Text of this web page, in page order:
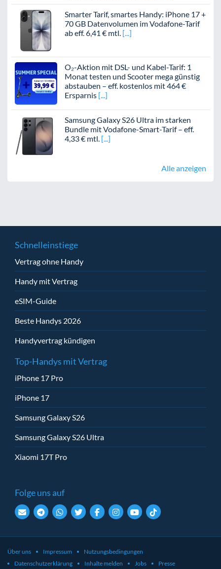
Smarter Tarif, smartes Handy: iPhone 17 +
70 GB Datenvolumen im Vodafone-Tarif
ab eff. 6,41 € mtl.
O₂-Aktion mit DSL- und Kabel-Tarif: 1
Monat testen und Scooter mega günstig
abstauben – eff. kostenlos mit 464 €
Ersparnis
Samsung Galaxy S26 Ultra im starken
Bundle mit Vodafone-Smart-Tarif – eff.
4,33 € mtl.
Alle anzeigen
Schnelleinstiege
Vertrag ohne Handy
Handy mit Vertrag
eSIM-Guide
Beste Handys 2026
Handyvertrag kündigen
Top-Handys mit Vertrag
iPhone 17 Pro
iPhone 17
Samsung Galaxy S26
Samsung Galaxy S26 Ultra
Xiaomi 17T Pro
Folge uns auf
Über uns Impressum
Nutzungsbedingungen
Datenschutzerklärung
Inhalte melden Jobs Presse